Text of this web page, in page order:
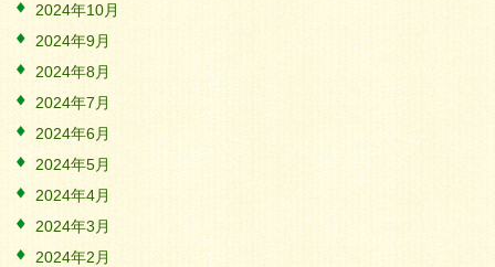
2024年10月
2024年9月
2024年8月
2024年7月
2024年6月
2024年5月
2024年4月
2024年3月
2024年2月